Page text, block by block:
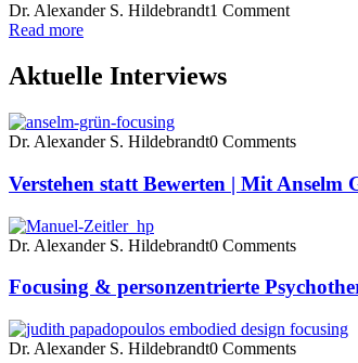
Dr. Alexander S. Hildebrandt1 Comment
Read more
Aktuelle Interviews
Dr. Alexander S. Hildebrandt0 Comments
Verstehen statt Bewerten | Mit Anselm
Dr. Alexander S. Hildebrandt0 Comments
Focusing & personzentrierte
Dr. Alexander S. Hildebrandt0 Comments